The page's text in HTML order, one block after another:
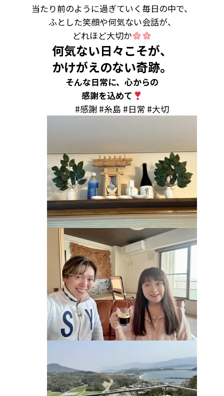
当たり前のように過ぎていく毎日の中で、
ふとした笑顔や何気ない会話が、
どれほど大切か
何気ない日々こそが、
かけがえのない奇跡。
そんな日常に、心からの
感謝を込めて
#感謝 #糸島 #日常 #大切